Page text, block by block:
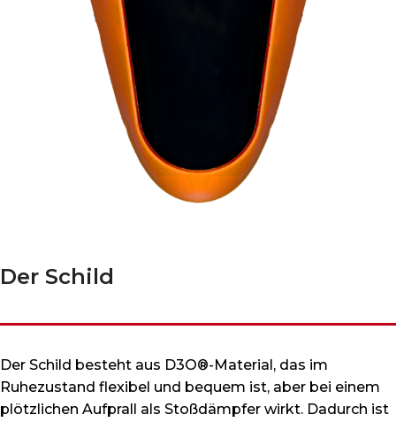
Der Schild
Der Schild besteht aus D3O®-Material, das im
Ruhezustand flexibel und bequem ist, aber bei einem
plötzlichen Aufprall als Stoßdämpfer wirkt. Dadurch ist